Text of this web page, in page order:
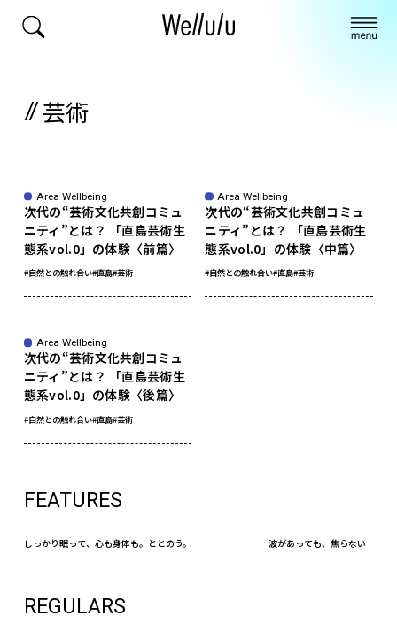
芸術
Area Wellbeing
次代の“芸術文化共創コミュ
ニティ”とは？ 「直島芸術生
態系vol.0」の体験〈前篇〉
#自然との触れ合い#直島#芸術
Area Wellbeing
次代の“芸術文化共創コミュ
ニティ”とは？ 「直島芸術生
態系vol.0」の体験〈中篇〉
#自然との触れ合い#直島#芸術
Area Wellbeing
次代の“芸術文化共創コミュ
ニティ”とは？ 「直島芸術生
態系vol.0」の体験〈後篇〉
#自然との触れ合い#直島#芸術
FEATURES
しっかり眠って、心も身体も。ととのう。 波があっても、焦らない
REGULARS